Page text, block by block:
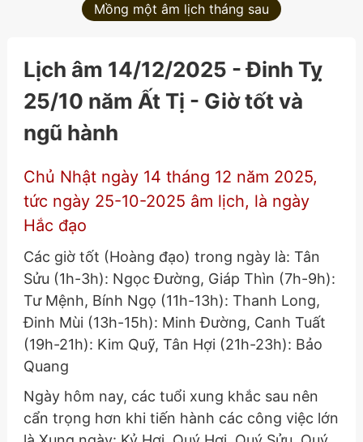
Mồng một âm lịch tháng sau
Lịch âm 14/12/2025 - Đinh Tỵ
25/10 năm Ất Tị - Giờ tốt và
ngũ hành
Chủ Nhật ngày 14 tháng 12 năm 2025,
tức ngày 25-10-2025 âm lịch, là ngày
Hắc đạo
Các giờ tốt (Hoàng đạo) trong ngày là: Tân
Sửu (1h-3h): Ngọc Đường, Giáp Thìn (7h-9h):
Tư Mệnh, Bính Ngọ (11h-13h): Thanh Long,
Đinh Mùi (13h-15h): Minh Đường, Canh Tuất
(19h-21h): Kim Quỹ, Tân Hợi (21h-23h): Bảo
Quang
Ngày hôm nay, các tuổi xung khắc sau nên
cẩn trọng hơn khi tiến hành các công việc lớn